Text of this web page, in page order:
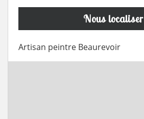
Nous localiser
Artisan peintre Beaurevoir